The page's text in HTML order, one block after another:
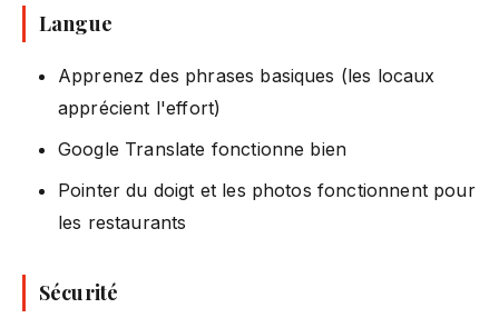
Langue
Apprenez des phrases basiques (les locaux
apprécient l'effort)
Google Translate fonctionne bien
Pointer du doigt et les photos fonctionnent pour
les restaurants
Sécurité